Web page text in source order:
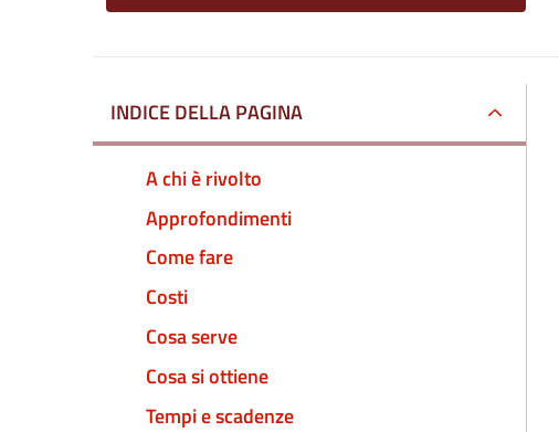
INDICE DELLA PAGINA
A chi è rivolto
Approfondimenti
Come fare
Costi
Cosa serve
Cosa si ottiene
Tempi e scadenze